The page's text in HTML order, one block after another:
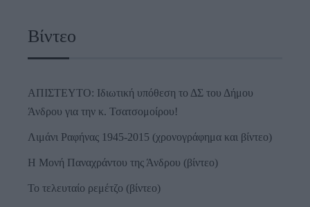
Βίντεο
ΑΠΙΣΤΕΥΤΟ: Ιδιωτική υπόθεση το ΔΣ του Δήμου
Άνδρου για την κ. Τσατσομοίρου!
Λιμάνι Ραφήνας 1945-2015 (χρονογράφημα και βίντεο)
Η Μονή Παναχράντου της Άνδρου (βίντεο)
Το τελευταίο ρεμέτζο (βίντεο)